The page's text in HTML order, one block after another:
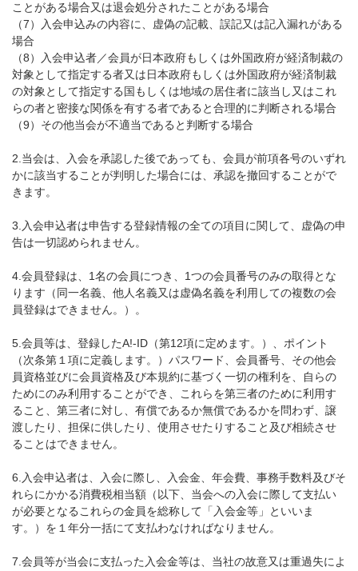
ことがある場合又は退会処分されたことがある場合
（7）入会申込みの内容に、虚偽の記載、誤記又は記入漏れがある
場合
（8）入会申込者／会員が日本政府もしくは外国政府が経済制裁の
対象として指定する者又は日本政府もしくは外国政府が経済制裁
の対象として指定する国もしくは地域の居住者に該当し又はこれ
らの者と密接な関係を有する者であると合理的に判断される場合
（9）その他当会が不適当であると判断する場合
2.当会は、入会を承認した後であっても、会員が前項各号のいずれ
かに該当することが判明した場合には、承認を撤回することがで
きます。
3.入会申込者は申告する登録情報の全ての項目に関して、虚偽の申
告は一切認められません。
4.会員登録は、1名の会員につき、1つの会員番号のみの取得とな
ります（同一名義、他人名義又は虚偽名義を利用しての複数の会
員登録はできません。）。
5.会員等は、登録したA!-ID（第12項に定めます。）、ポイント
（次条第１項に定義します。）パスワード、会員番号、その他会
員資格並びに会員資格及び本規約に基づく一切の権利を、自らの
ためにのみ利用することができ、これらを第三者のために利用す
ること、第三者に対し、有償であるか無償であるかを問わず、譲
渡したり、担保に供したり、使用させたりすること及び相続させ
ることはできません。
6.入会申込者は、入会に際し、入会金、年会費、事務手数料及びそ
れらにかかる消費税相当額（以下、当会への入会に際して支払い
が必要となるこれらの金員を総称して「入会金等」といいま
す。）を１年分一括にて支払わなければなりません。
7.会員等が当会に支払った入会金等は、当社の故意又は重過失によ